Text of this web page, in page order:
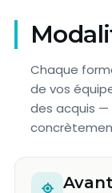
Chaque
de vos
des acquis —